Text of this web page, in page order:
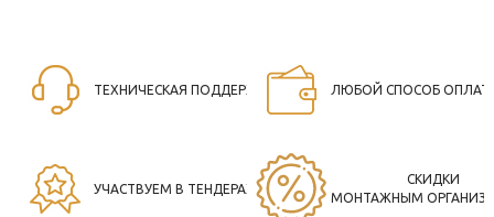
ТЕХНИЧЕСКАЯ ПОДДЕРЖКА ЛЮБОЙ СПОСОБ
УЧАСТВУЕМ В ТЕНДЕРАХ
СКИДКИ
МОНТАЖНЫМ